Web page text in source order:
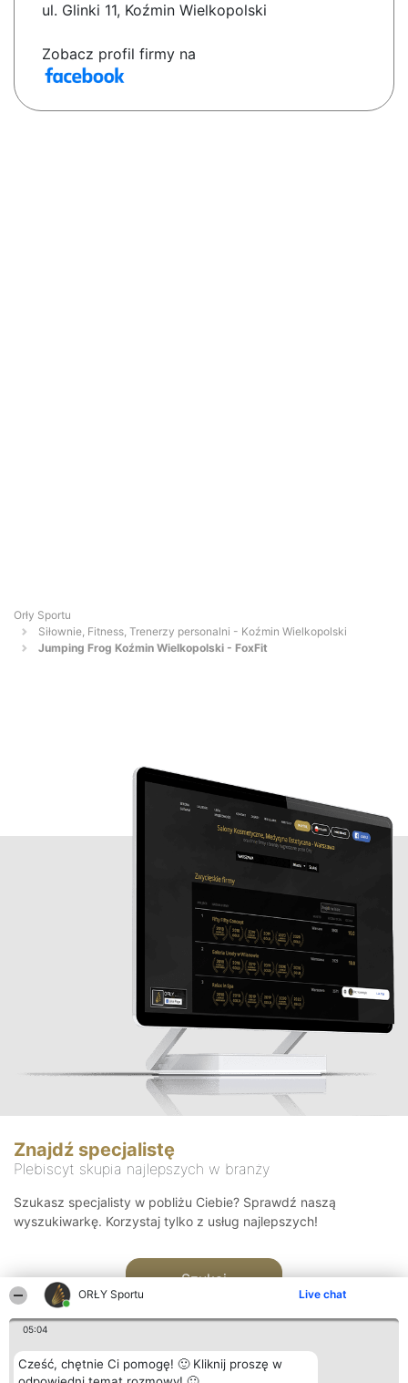
ORŁY Sportu Live chat
05:04
Cześć, chętnie Ci pomogę! 🙂 Kliknij proszę w
ul. Glinki 11, Koźmin Wielkopolski
Zobacz profil firmy na
Orły Sportu
Siłownie, Fitness, Trenerzy personalni - Koźmin Wielkopolski
Jumping Frog Koźmin Wielkopolski - FoxFit
Znajdź specjalistę
Plebiscyt skupia najlepszych w branży
Szukasz specjalisty w pobliżu Ciebie? Sprawdź naszą
wyszukiwarkę. Korzystaj tylko z usług najlepszych!
Szukaj